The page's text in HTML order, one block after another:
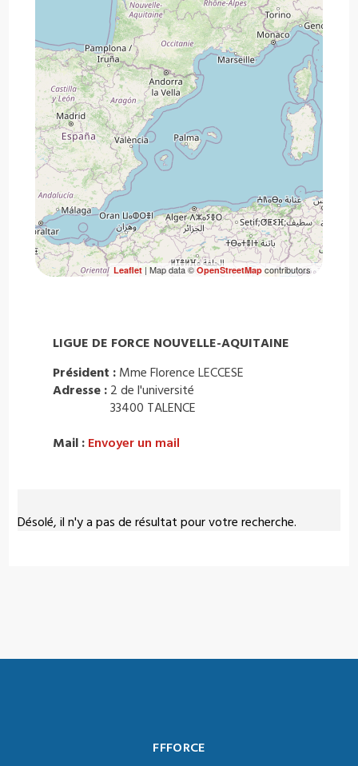
Désolé, il n'y a pas de résultat pour votre recherche.
Leaflet| Map data ©OpenStreetMapcontributors
LIGUE DE FORCE NOUVELLE-AQUITAINE
Président : Mme Florence LECCESE
Adresse : 2 de l'université
33400 TALENCE
Mail : Envoyer un mail
FFFORCE